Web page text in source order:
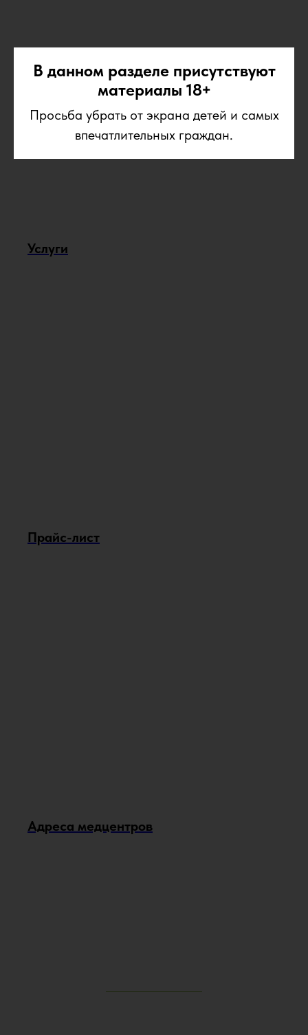
В данном разделе присутствуют
материалы 18+
Просьба убрать от экрана детей и самых
впечатлительных граждан.
Услуги
Прайс-лист
Адреса медцентров